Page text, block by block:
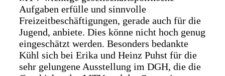
Aufgaben erfülle und sinnvolle
Freizeitbeschäftigungen, gerade auch für die
Jugend, anbiete. Dies könne nicht hoch genug
eingeschätzt werden. Besonders bedankte
Kühl sich bei Erika und Heinz Puhst für die
sehr gelungene Ausstellung im DGH, die die